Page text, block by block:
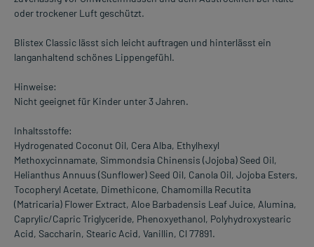
oder trockener Luft geschützt.
Blistex Classic lässt sich leicht auftragen und hinterlässt ein
langanhaltend schönes Lippengefühl.
Hinweise:
Nicht geeignet für Kinder unter 3 Jahren.
Inhaltsstoffe:
Hydrogenated Coconut Oil, Cera Alba, Ethylhexyl
Methoxycinnamate, Simmondsia Chinensis (Jojoba) Seed Oil,
Helianthus Annuus (Sunflower) Seed Oil, Canola Oil, Jojoba Esters,
Tocopheryl Acetate, Dimethicone, Chamomilla Recutita
(Matricaria) Flower Extract, Aloe Barbadensis Leaf Juice, Alumina,
Caprylic/Capric Triglyceride, Phenoxyethanol, Polyhydroxystearic
Acid, Saccharin, Stearic Acid, Vanillin, Cl 77891.